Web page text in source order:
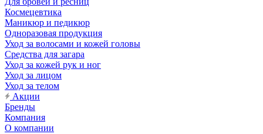
Космецевтика
Маникюр и педикюр
Одноразовая продукция
Уход за волосами и кожей головы
Средства для загара
Уход за кожей рук и ног
Уход за лицом
Уход за телом
Акции
Бренды
Компания
О компании